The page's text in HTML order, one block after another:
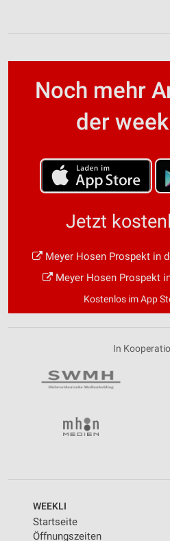
Noch mehr
der
Jetzt
Meyer Hosen Prospekt in
Meyer Hosen Prospekt
Kostenlos im App
In
WEEKLI
Startseite
Öffnungszeiten